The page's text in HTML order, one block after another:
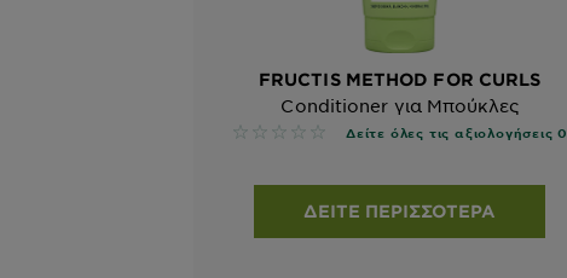
FRUCTIS METHOD FOR CURLS
Conditioner για Μπούκλες
No reviews Δείτε όλες τις αξιολογήσεις 0
ΔΕΊΤΕ ΠΕΡΙΣΣΌΤΕΡΑ